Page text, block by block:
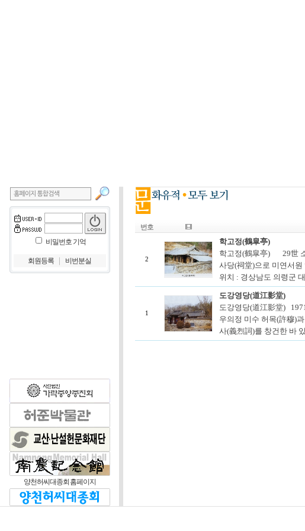
비밀번호 기억
회원등록 비번분실
양천허씨대종회 홈페이지
번호
2
학고정(鶴皐亭)
학고정(鶴皐亭) 29世 소
사당(祠堂)으로 미연서
위치 : 경상남도 의령군
1
도강영당(道江影堂)
도강영당(道江影堂)
우의정 미수 허목(許穆)
사(義烈詞)를 창건한 바